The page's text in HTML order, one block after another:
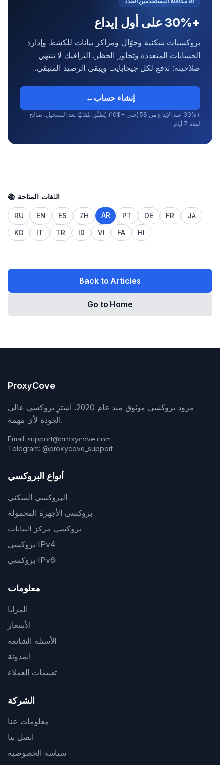
+30% على أول إيداع
بروكسيات سكنية وجوّال ومراكز بيانات للكشط وإدارة
الحسابات المتعددة وتجاوز الحظر. الترافيك لا تنتهي
صلاحيته: تدفع لكل جيجابايت ويبقى الرصيد المتبقي.
إنشاء حساب ←
+30% عند الإيداع من $5 (حتى +$10). يُطبَّق تلقائيًا بعد التسجيل، صالح
لمدة 7 أيام.
📚 اللغات المتاحة
RU EN ES ZH AR PT DE FR
JA
KO
IT TR ID VI FA HI
Back to Articles
Go to Home
ProxyCove
مزود بروكسي موثوق منذ عام 2020. اشترِ بروكسي عالي
الجودة لأي مهمة.
Email: support@proxycove.com
Telegram: @proxycove_support
أنواع البروكسي
البروكسي السكني
بروكسي الأجهزة المحمولة
بروكسي مركز البيانات
بروكسي IPv4
بروكسي IPv6
معلومات
المزايا
الأسعار
الأسئلة الشائعة
المدونة
تقييمات العملاء
الشركة
معلومات عنا
اتصل بنا
سياسة الخصوصية